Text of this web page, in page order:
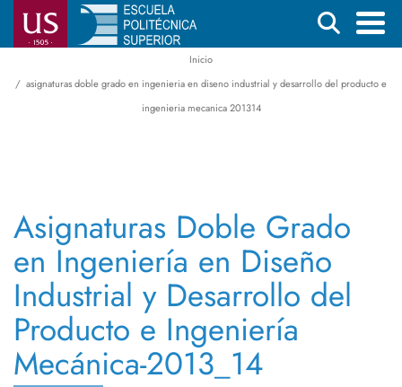
Pasar
principal
Buscar
principal
de
Inicio
asignaturas doble grado en ingenieria en diseno industrial y desarrollo del producto e
ingenieria mecanica 201314
Asignaturas Doble Grado
en Ingeniería en Diseño
Industrial y Desarrollo del
Producto e Ingeniería
Mecánica-2013_14